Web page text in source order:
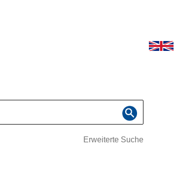
Erweiterte Suche